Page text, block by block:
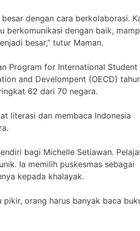
dengan cara berkolaborasi.
berkomunikasi dengan baik,
besar,” tutur Maman.
Program for International Student
and Develompent (OECD)
62 dari 70 negara.
literasi dan membaca Indonesia
bagi Michelle Setiawan.
Ia memilih puskesmas sebagai
kepada khalayak.
pikir, orang harus banyak baca